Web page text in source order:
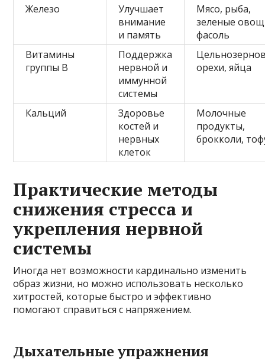
Железо
Улучшает
внимание
и память
Мясо, рыба,
зеленые
фасоль
Витамины
группы B
Поддержка
нервной и
иммунной
системы
орехи, яйца
Кальций
Здоровье
костей и
нервных
клеток
Молочные
продукты,
брокколи,
Практические методы
снижения стресса и
укрепления нервной
системы
Иногда нет возможности кардинально изменить
образ жизни, но можно использовать несколько
хитростей, которые быстро и эффективно
помогают справиться с напряжением.
Дыхательные упражнения